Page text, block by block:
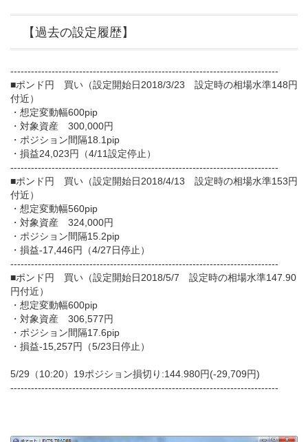
【過去の設定履歴】
------------------------------------------------------------------------------
■ポンド円 買い（設定開始日2018/3/23 設定時の相場水準148円
付近）
・想定変動幅600pip
・対象資産 300,000円
・ポジション間隔18.1pip
・損益24,023円（4/11設定停止）
------------------------------------------------------------------------------
■ポンド円 買い（設定開始日2018/4/13 設定時の相場水準153円
付近）
・想定変動幅560pip
・対象資産 324,000円
・ポジション間隔15.2pip
・損益-17,446円（4/27日停止）
------------------------------------------------------------------------------
■ポンド円 買い（設定開始日2018/5/7 設定時の相場水準147.90
円付近）
・想定変動幅600pip
・対象資産 306,577円
・ポジション間隔17.6pip
・損益-15,257円（5/23日停止）
5/29（10:20）19ポジション損切り:144.980円(-29,709円)
------------------------------------------------------------------------------